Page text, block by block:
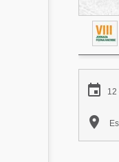
Balanceados -
Ganadería
Porcicultura
 12
